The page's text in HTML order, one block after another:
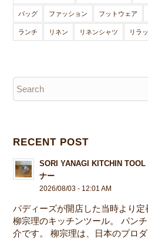
バッグ ファッション フットウェア
ランチ リネン リネンシャツ リラ
RECENT POST
SORI YANAGI KITCHIN
ナー
2026/08/03 - 12:01 AM
パディーズが開店した当時より
柳宗理のキッチンツール。 パン
介です。 柳宗理は、日本のプロ